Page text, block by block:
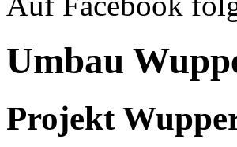
Umbau
Projekt